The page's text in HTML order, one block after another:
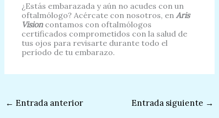
¿Estás embarazada y aún no acudes con un
oftalmólogo? Acércate con nosotros, en Aris
Vision contamos con oftalmólogos
certificados comprometidos con la salud de
tus ojos para revisarte durante todo el
período de tu embarazo.
← Entrada anterior Entrada siguiente →